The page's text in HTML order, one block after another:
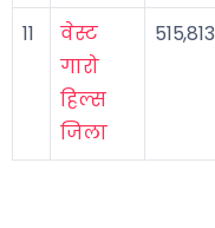
11
वेस्ट
गारो
हिल्स
जिला
515,813